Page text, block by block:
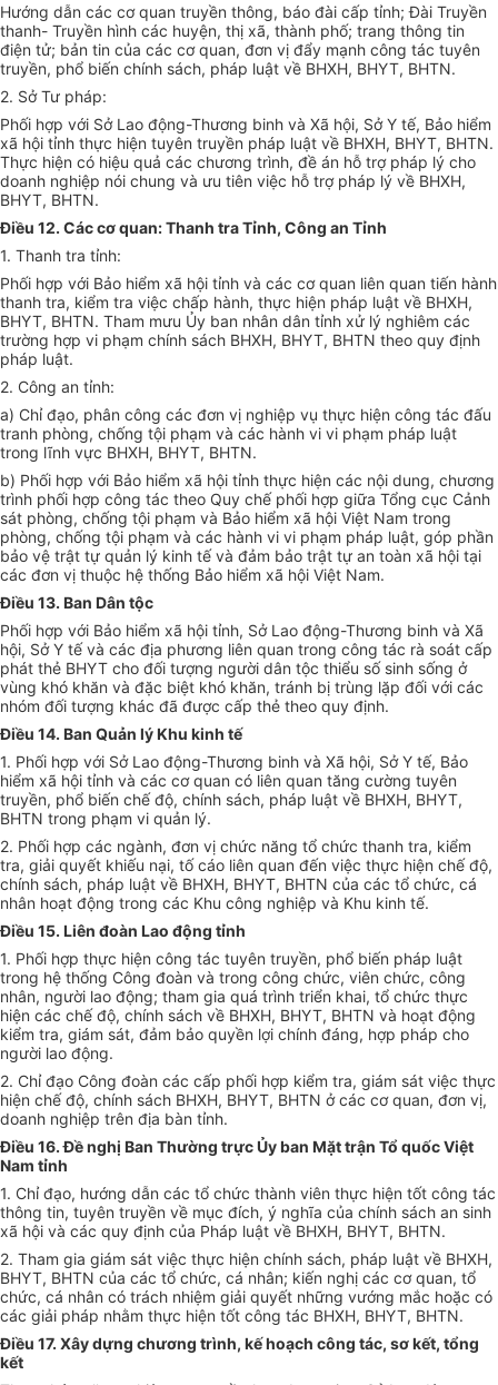
Hướng dẫn các cơ quan truyền thông, báo đài cấp tỉnh; Đài Truyền
thanh- Truyền hình các huyện, thị xã, thành phố; trang thông tin
điện tử; bản tin của các cơ quan, đơn vị đẩy mạnh công tác tuyên
truyền, phổ biến chính sách, pháp luật về BHXH, BHYT, BHTN.
2. Sở Tư pháp:
Phối hợp với Sở Lao động-Thương binh và Xã hội, Sở Y tế, Bảo hiểm
xã hội tỉnh thực hiện tuyên truyền pháp luật về BHXH, BHYT, BHTN.
Thực hiện có hiệu quả các chương trình, đề án hỗ trợ pháp lý cho
doanh nghiệp nói chung và ưu tiên việc hỗ trợ pháp lý về BHXH,
BHYT, BHTN.
Điều 12. Các cơ quan: Thanh tra Tỉnh, Công an Tỉnh
1. Thanh tra tỉnh:
Phối hợp với Bảo hiểm xã hội tỉnh và các cơ quan liên quan tiến hành
thanh tra, kiểm tra việc chấp hành, thực hiện pháp luật về BHXH,
BHYT, BHTN. Tham mưu Ủy ban nhân dân tỉnh xử lý nghiêm các
trường hợp vi phạm chính sách BHXH, BHYT, BHTN theo quy định
pháp luật.
2. Công an tỉnh:
a) Chỉ đạo, phân công các đơn vị nghiệp vụ thực hiện công tác đấu
tranh phòng, chống tội phạm và các hành vi vi phạm pháp luật
trong lĩnh vực BHXH, BHYT, BHTN.
b) Phối hợp với Bảo hiểm xã hội tỉnh thực hiện các nội dung, chương
trình phối hợp công tác theo Quy chế phối hợp giữa Tổng cục Cảnh
sát phòng, chống tội phạm và Bảo hiểm xã hội Việt Nam trong
phòng, chống tội phạm và các hành vi vi phạm pháp luật, góp phần
bảo vệ trật tự quản lý kinh tế và đảm bảo trật tự an toàn xã hội tại
các đơn vị thuộc hệ thống Bảo hiểm xã hội Việt Nam.
Điều 13. Ban Dân tộc
Phối hợp với Bảo hiểm xã hội tỉnh, Sở Lao động-Thương binh và Xã
hội, Sở Y tế và các địa phương liên quan trong công tác rà soát cấp
phát thẻ BHYT cho đối tượng người dân tộc thiểu số sinh sống ở
vùng khó khăn và đặc biệt khó khăn, tránh bị trùng lặp đối với các
nhóm đối tượng khác đã được cấp thẻ theo quy định.
Điều 14. Ban Quản lý Khu kinh tế
1. Phối hợp với Sở Lao động-Thương binh và Xã hội, Sở Y tế, Bảo
hiểm xã hội tỉnh và các cơ quan có liên quan tăng cường tuyên
truyền, phổ biến chế độ, chính sách, pháp luật về BHXH, BHYT,
BHTN trong phạm vi quản lý.
2. Phối hợp các ngành, đơn vị chức năng tổ chức thanh tra, kiểm
tra, giải quyết khiếu nại, tố cáo liên quan đến việc thực hiện chế độ,
chính sách, pháp luật về BHXH, BHYT, BHTN của các tổ chức, cá
nhân hoạt động trong các Khu công nghiệp và Khu kinh tế.
Điều 15. Liên đoàn Lao động tỉnh
1. Phối hợp thực hiện công tác tuyên truyền, phổ biến pháp luật
trong hệ thống Công đoàn và trong công chức, viên chức, công
nhân, người lao động; tham gia quá trình triển khai, tổ chức thực
hiện các chế độ, chính sách về BHXH, BHYT, BHTN và hoạt động
kiểm tra, giám sát, đảm bảo quyền lợi chính đáng, hợp pháp cho
người lao động.
2. Chỉ đạo Công đoàn các cấp phối hợp kiểm tra, giám sát việc thực
hiện chế độ, chính sách BHXH, BHYT, BHTN ở các cơ quan, đơn vị,
doanh nghiệp trên địa bàn tỉnh.
Điều 16. Đề nghị Ban Thường trực Ủy ban Mặt trận Tổ quốc Việt
Nam tỉnh
1. Chỉ đạo, hướng dẫn các tổ chức thành viên thực hiện tốt công tác
thông tin, tuyên truyền về mục đích, ý nghĩa của chính sách an sinh
xã hội và các quy định của Pháp luật về BHXH, BHYT, BHTN.
2. Tham gia giám sát việc thực hiện chính sách, pháp luật về BHXH,
BHYT, BHTN của các tổ chức, cá nhân; kiến nghị các cơ quan, tổ
chức, cá nhân có trách nhiệm giải quyết những vướng mắc hoặc có
các giải pháp nhằm thực hiện tốt công tác BHXH, BHYT, BHTN.
Điều 17. Xây dựng chương trình, kế hoạch công tác, sơ kết, tổng
kết